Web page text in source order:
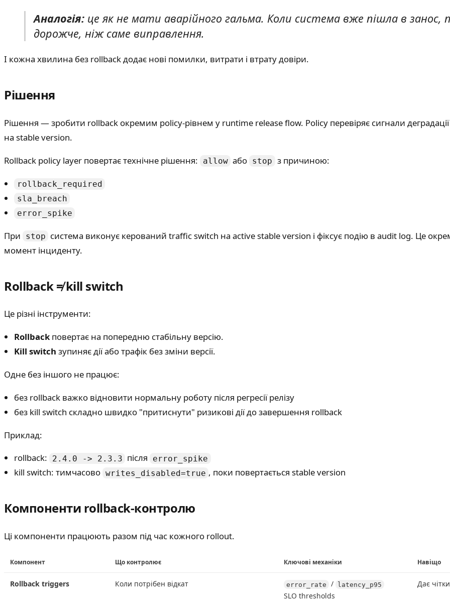
Аналогія: це як не мати аварійного гальма. Коли система вже пішла в занос,
дорожче, ніж саме виправлення.
І кожна хвилина без rollback додає нові помилки, витрати і втрату довіри.
Рішення
Рішення — зробити rollback окремим policy-рівнем у runtime release flow. Policy перевіряє сигнали
на stable version.
Rollback policy layer повертає технічне рішення:
allow або stop з причиною:
rollback_required
sla_breach
error_spike
При stop система виконує керований traffic switch на active stable version і фіксує подію в audit log. Це
момент інциденту.
Rollback ≠ kill switch
Це різні інструменти:
Rollbackповертає на попередню стабільну версію.
Kill switch зупиняє дії або трафік без зміни версії.
Одне без іншого не працює:
без rollback важко відновити нормальну роботу після регресії релізу
без kill switch складно швидко "притиснути" ризикові дії до завершення rollback
Приклад:
rollback:
2.4.0 -> 2.3.3 після error_spike
kill switch: тимчасово writes_disabled=true , поки повертається stable version
Компоненти rollback-контролю
Ці компоненти працюють разом під час кожного rollout.
Компонент Що контролює Ключові механіки Навіщо
Rollback triggers Коли потрібен відкат error_rate / latency_p95
SLO thresholds
Дає